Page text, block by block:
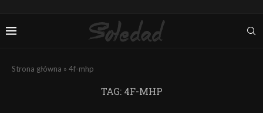
Strona główna » 4f-mhp
TAG: 4F-MHP